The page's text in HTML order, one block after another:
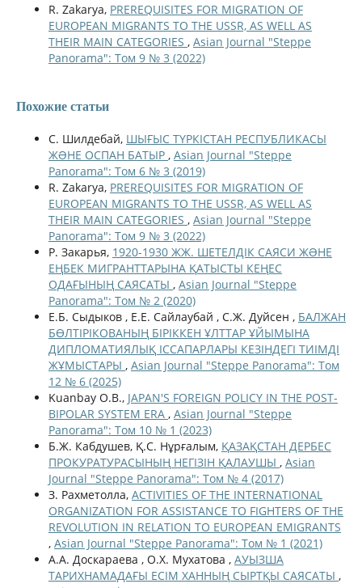
R. Zakarya, PREREQUISITES FOR MIGRATION OF
EUROPEAN MIGRANTS TO THE USSR, AS WELL AS
THEIR MAIN CATEGORIES , Asian Journal "Steppe
Panorama": Том 9 № 3 (2022)
Похожие статьи
С. Шилдебай, ШЫҒЫС ТҮРКІСТАН РЕСПУБЛИКАСЫ
ЖƏНЕ ОСПАН БАТЫР , Asian Journal "Steppe
Panorama": Том 6 № 3 (2019)
R. Zakarya, PREREQUISITES FOR MIGRATION OF
EUROPEAN MIGRANTS TO THE USSR, AS WELL AS
THEIR MAIN CATEGORIES , Asian Journal "Steppe
Panorama": Том 9 № 3 (2022)
Р. Закарья, 1920-1930 ЖЖ. ШЕТЕЛДІК САЯСИ ЖƏНЕ
ЕҢБЕК МИГРАНТТАРЫНА ҚАТЫСТЫ КЕҢЕС
ОДАҒЫНЫҢ САЯСАТЫ , Asian Journal "Steppe
Panorama": Том № 2 (2020)
Е.Б. Сыдыков , Е.Е. Сайлаубай , С.Ж. Дуйсен , БАЛЖАН
БӨЛТІРІКОВАНЫҢ БІРІККЕН ҰЛТТАР ҰЙЫМЫНА
ДИПЛОМАТИЯЛЫҚ ІССАПАРЛАРЫ КЕЗІНДЕГІ ТИІМДІ
ЖҰМЫСТАРЫ , Asian Journal "Steppe Panorama": Том
12 № 6 (2025)
Kuanbay O.B., JAPAN'S FOREIGN POLICY IN THE POST-
BIPOLAR SYSTEM ERA , Asian Journal "Steppe
Panorama": Том 10 № 1 (2023)
Б.Ж. Кабдушев, Қ.С. Нұрғалым, ҚАЗАҚСТАН ДЕРБЕС
ПРОКУРАТУРАСЫНЫҢ НЕГІЗІН ҚАЛАУШЫ , Asian
Journal "Steppe Panorama": Том № 4 (2017)
З. Рахметолла, ACTIVITIES OF THE INTERNATIONAL
ORGANIZATION FOR ASSISTANCE TO FIGHTERS OF THE
REVOLUTION IN RELATION TO EUROPEAN EMIGRANTS
, Asian Journal "Steppe Panorama": Том № 1 (2021)
А.А. Доскараева , О.Х. Мухатова , АУЫЗША
ТАРИХНАМАДАҒЫ ЕСІМ ХАННЫҢ СЫРТҚЫ САЯСАТЫ ,